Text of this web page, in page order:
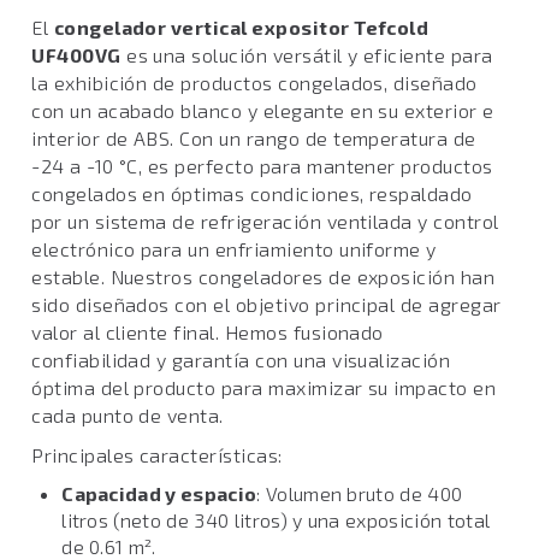
El congelador vertical expositor Tefcold
UF400VG es una solución versátil y eficiente para
la exhibición de productos congelados, diseñado
con un acabado blanco y elegante en su exterior e
interior de ABS. Con un rango de temperatura de
-24 a -10 °C, es perfecto para mantener productos
congelados en óptimas condiciones, respaldado
por un sistema de refrigeración ventilada y control
electrónico para un enfriamiento uniforme y
estable. Nuestros congeladores de exposición han
sido diseñados con el objetivo principal de agregar
valor al cliente final. Hemos fusionado
confiabilidad y garantía con una visualización
óptima del producto para maximizar su impacto en
cada punto de venta.
Principales características:
Capacidad y espacio: Volumen bruto de 400
litros (neto de 340 litros) y una exposición total
de 0.61 m².